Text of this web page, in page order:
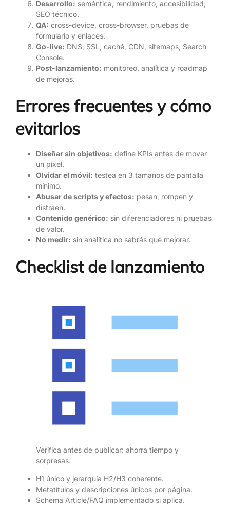
Desarrollo: semántica, rendimiento, accesibilidad,
SEO técnico.
QA: cross-device, cross-browser, pruebas de
formulario y enlaces.
Go-live: DNS, SSL, caché, CDN, sitemaps, Search
Console.
Post-lanzamiento: monitoreo, analítica y roadmap
de mejoras.
Errores frecuentes y cómo
evitarlos
Diseñar sin objetivos: define KPIs antes de mover
un píxel.
Olvidar el móvil: testea en 3 tamaños de pantalla
mínimo.
Abusar de scripts y efectos: pesan, rompen y
distraen.
Contenido genérico: sin diferenciadores ni pruebas
de valor.
No medir: sin analítica no sabrás qué mejorar.
Checklist de lanzamiento
Verifica antes de publicar: ahorra tiempo y
sorpresas.
H1 único y jerarquía H2/H3 coherente.
Metatítulos y descripciones únicos por página.
Schema Article/FAQ implementado si aplica.